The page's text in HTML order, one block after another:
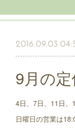
2016.09.03
9月の
4日、7日、11日、
日曜日の営業は